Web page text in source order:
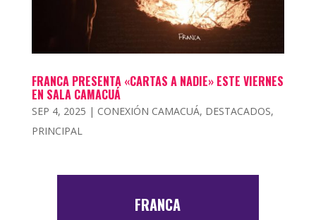
FRANCA PRESENTA «CARTAS A NADIE» ESTE VIERNES
EN SALA CAMACUÁ
SEP 4, 2025 | CONEXIÓN CAMACUÁ, DESTACADOS,
PRINCIPAL
FRANCA